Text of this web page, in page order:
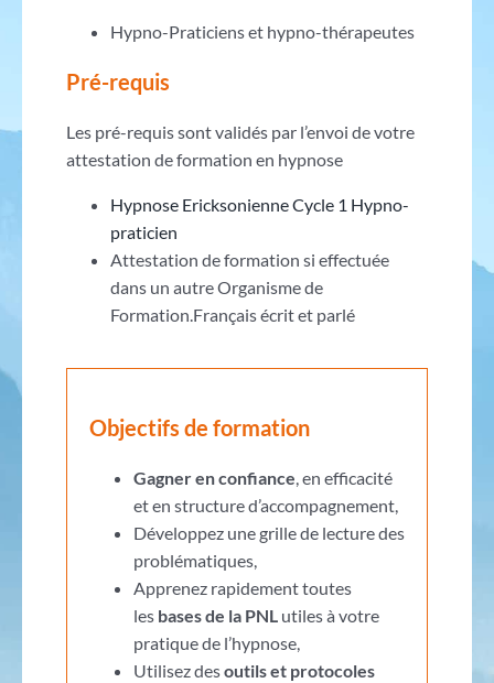
Hypno-Praticiens et hypno-thérapeutes
Pré-requis
Les pré-requis sont validés par l’envoi de votre
attestation de formation en hypnose
Hypnose Ericksonienne Cycle 1 Hypno-
praticien
Attestation de formation si effectuée
dans un autre Organisme de
Formation.Français écrit et parlé
Objectifs de formation
Gagner en confiance, en efficacité
et en structure d’accompagnement,
Développez une grille de lecture des
problématiques,
Apprenez rapidement toutes
lesbases de la PNLutiles à votre
pratique de l’hypnose,
Utilisez desoutils et protocoles